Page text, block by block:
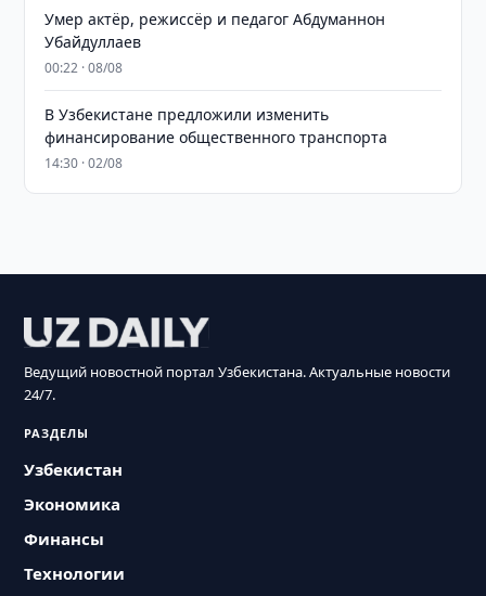
Умер актёр, режиссёр и педагог Абдуманнон
Убайдуллаев
00:22 · 08/08
В Узбекистане предложили изменить
финансирование общественного транспорта
14:30 · 02/08
Ведущий новостной портал Узбекистана. Актуальные новости
24/7.
РАЗДЕЛЫ
Узбекистан
Экономика
Финансы
Технологии